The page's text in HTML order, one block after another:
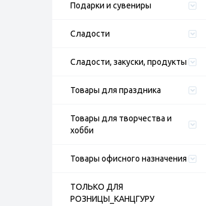
Подарки и сувениры
Сладости
Сладости, закуски, продукты
Товары для праздника
Товары для творчества и
хобби
Товары офисного назначения
ТОЛЬКО ДЛЯ
РОЗНИЦЫ_КАНЦГУРУ